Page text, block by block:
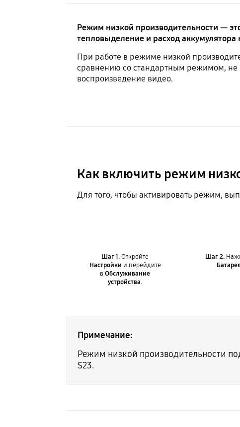
Режим низкой производительности —
тепловыделение и расход аккумулятора
При работе в режиме низкой
сравнению со стандартным режимом, не
воспроизведение видео.
Как включить режим
Для того, чтобы активировать режим,
Шаг 1.Откройте
Настройки и перейдите
вОбслуживание
устройства.
Шаг 2.
Батарея
Примечание:
Режим низкой производительности
S23.